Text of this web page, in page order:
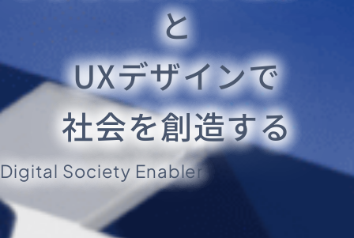
と
UXデザインで
社会を創造する
Digital Society Enabler.